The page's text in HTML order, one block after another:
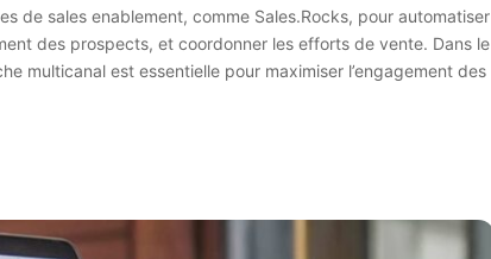
de sales enablement, comme Sales.Rocks, pour automatiser
des prospects, et coordonner les efforts de vente. Dans le
multicanal est essentielle pour maximiser l’engagement des